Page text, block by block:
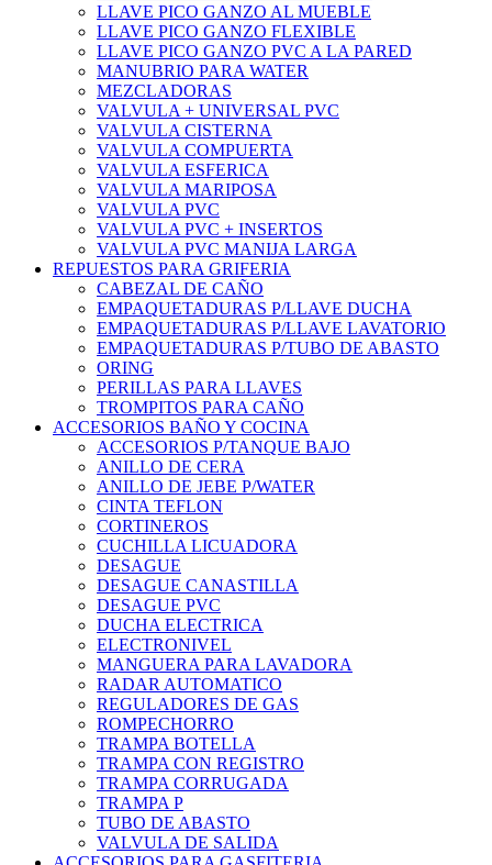
LLAVE PICO GANZO AL MUEBLE
LLAVE PICO GANZO FLEXIBLE
LLAVE PICO GANZO PVC A LA PARED
MANUBRIO PARA WATER
MEZCLADORAS
VALVULA + UNIVERSAL PVC
VALVULA CISTERNA
VALVULA COMPUERTA
VALVULA ESFERICA
VALVULA MARIPOSA
VALVULA PVC
VALVULA PVC + INSERTOS
VALVULA PVC MANIJA LARGA
REPUESTOS PARA GRIFERIA
CABEZAL DE CAÑO
EMPAQUETADURAS P/LLAVE DUCHA
EMPAQUETADURAS P/LLAVE LAVATORIO
EMPAQUETADURAS P/TUBO DE ABASTO
ORING
PERILLAS PARA LLAVES
TROMPITOS PARA CAÑO
ACCESORIOS BAÑO Y COCINA
ACCESORIOS P/TANQUE BAJO
ANILLO DE CERA
ANILLO DE JEBE P/WATER
CINTA TEFLON
CORTINEROS
CUCHILLA LICUADORA
DESAGUE
DESAGUE CANASTILLA
DESAGUE PVC
DUCHA ELECTRICA
ELECTRONIVEL
MANGUERA PARA LAVADORA
RADAR AUTOMATICO
REGULADORES DE GAS
ROMPECHORRO
TRAMPA BOTELLA
TRAMPA CON REGISTRO
TRAMPA CORRUGADA
TRAMPA P
TUBO DE ABASTO
VALVULA DE SALIDA